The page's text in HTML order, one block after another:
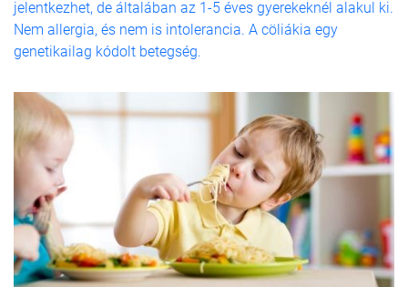
jelentkezhet, de általában az 1-5 éves gyerekeknél alakul ki.
Nem allergia, és nem is intolerancia. A cöliákia egy
genetikailag kódolt betegség.